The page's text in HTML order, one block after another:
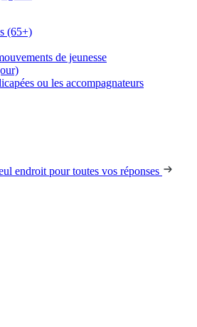
(65+)
de jeunesse
ou les accompagnateurs
endroit pour toutes vos réponses